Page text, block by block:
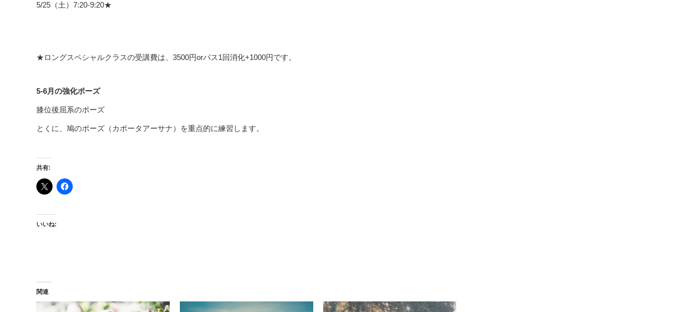
5/25（土）7:20-9:20★
★ロングスペシャルクラスの受講費は、3500円orパス1回消化+1000円です。
5-6月の強化ポーズ
膝位後屈系のポーズ
とくに、鳩のポーズ（カポータアーサナ）を重点的に練習します。
共有:
いいね:
関連